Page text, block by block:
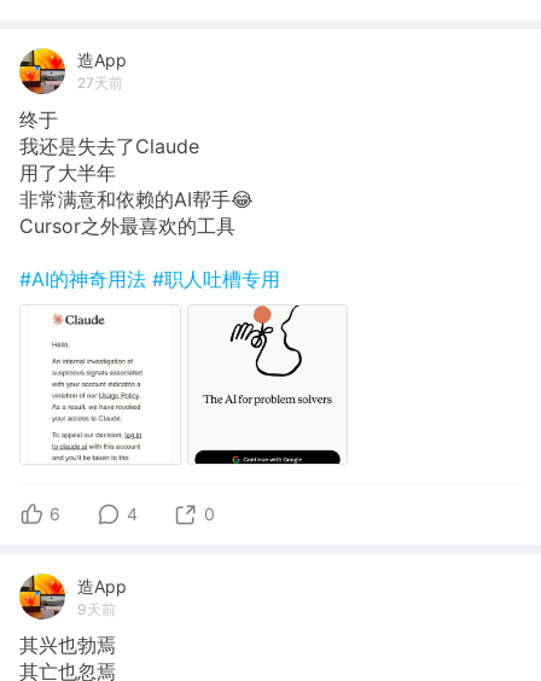
造App
27天前
终于
我还是失去了Claude
用了大半年
非常满意和依赖的AI帮手😂
Cursor之外最喜欢的工具
#AI的神奇用法 #职人吐槽专用
6 4 0
造App
9天前
其兴也勃焉
其亡也忽焉